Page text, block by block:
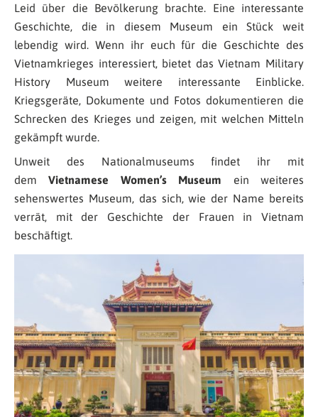
Leid über die Bevölkerung brachte. Eine interessante
Geschichte, die in diesem Museum ein Stück weit
lebendig wird. Wenn ihr euch für die Geschichte des
Vietnamkrieges interessiert, bietet das Vietnam Military
History Museum weitere interessante Einblicke.
Kriegsgeräte, Dokumente und Fotos dokumentieren die
Schrecken des Krieges und zeigen, mit welchen Mitteln
gekämpft wurde.
Unweit des Nationalmuseums findet ihr mit
demVietnamese Women’s Museum ein weiteres
sehenswertes Museum, das sich, wie der Name bereits
verrät, mit der Geschichte der Frauen in Vietnam
beschäftigt.